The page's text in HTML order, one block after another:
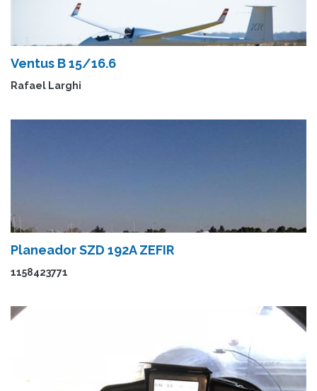
Ventus B 15/16.6
Rafael Larghi
Planeador SZD 192A ZEFIR
1158423771